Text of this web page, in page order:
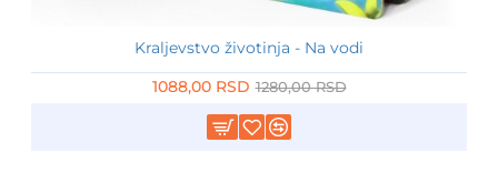
Kraljevstvo životinja - Na vodi
1088,00 RSD 1280,00 RSD